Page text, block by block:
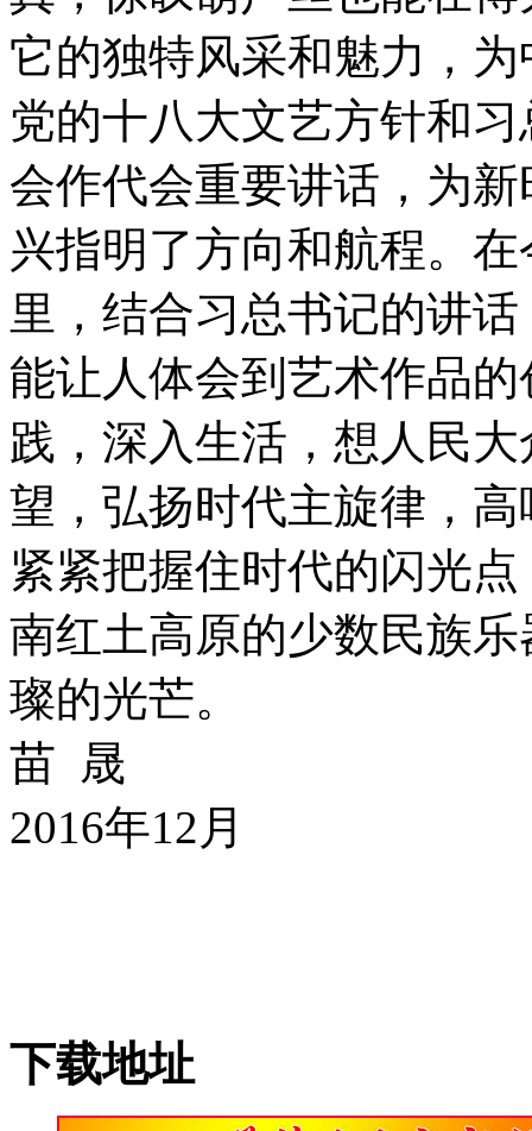
它的独特风采和魅力，
党的十八大文艺方针和
会作代会重要讲话，为
兴指明了方向和航程。
里，结合习总书记的讲
能让人体会到艺术作品
践，深入生活，想人民
望，弘扬时代主旋律，
紧紧把握住时代的闪光
南红土高原的少数民族
璨的光芒。
苗 晟
2016年12月
下载地址